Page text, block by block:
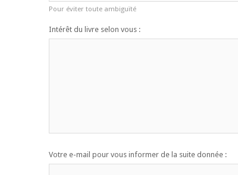
Pour éviter toute ambiguïté
Intérêt du livre selon vous :
Votre e-mail pour vous informer de la suite donnée :